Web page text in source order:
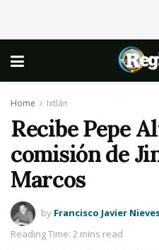
Home Ixtlán
Recibe Pepe
comisión de
Marcos
by Francisco Javier
Reading Time: 2 mins read